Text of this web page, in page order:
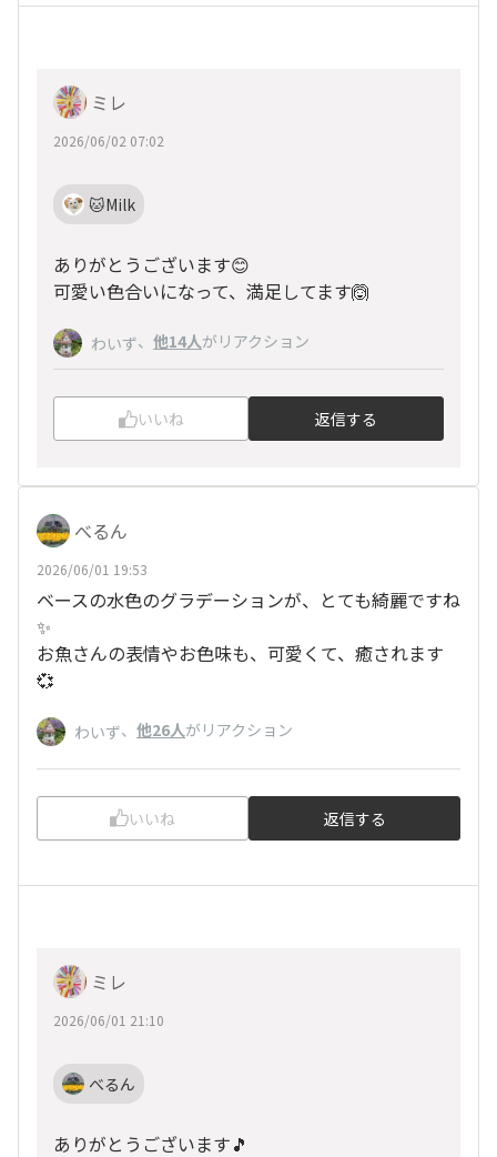
ミレ
2026/06/02 07:02
🐱Milk
ありがとうございます😊
可愛い色合いになって、満足してます🙆
わいず、 他14人がリアクション
いいね 返信する
べるん
2026/06/01 19:53
ベースの水色のグラデーションが、とても綺麗ですね
✨
お魚さんの表情やお色味も、可愛くて、癒されます
💞
わいず、 他26人がリアクション
いいね 返信する
ミレ
2026/06/01 21:10
べるん
ありがとうございます🎵